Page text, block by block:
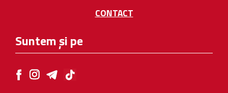
CONTACT
Suntem și pe